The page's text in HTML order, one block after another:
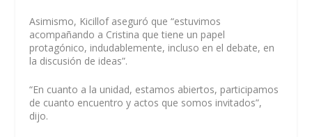
Asimismo, Kicillof aseguró que “estuvimos
acompañando a Cristina que tiene un papel
protagónico, indudablemente, incluso en el debate, en
la discusión de ideas”.
“En cuanto a la unidad, estamos abiertos, participamos
de cuanto encuentro y actos que somos invitados”,
dijo.